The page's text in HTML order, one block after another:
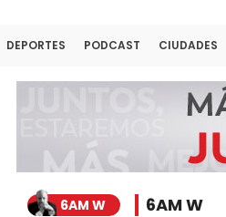
DEPORTES PODCAST CIUDADES
6AM W 6AM W